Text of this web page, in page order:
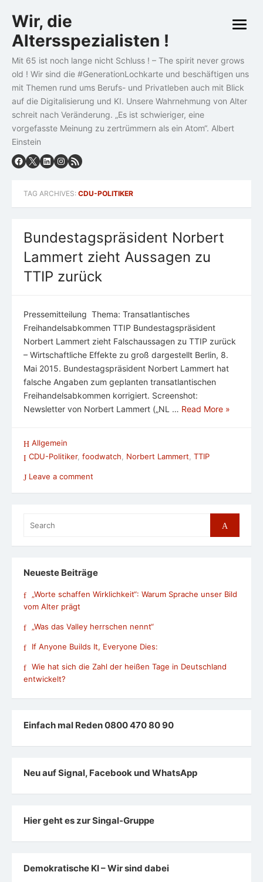
to
content
Wir, die
Altersspezialisten !
Mit 65 ist noch lange nicht Schluss ! – The spirit never grows
old ! Wir sind die #GenerationLochkarte und beschäftigen uns
mit Themen rund ums Berufs- und Privatleben auch mit Blick
auf die Digitalisierung und KI. Unsere Wahrnehmung von Alter
schreit nach Veränderung. „Es ist schwieriger, eine
vorgefasste Meinung zu zertrümmern als ein Atom“. Albert
Einstein
open
TAG ARCHIVES: CDU-POLITIKER
Bundestagspräsident Norbert
Lammert zieht Aussagen zu
TTIP zurück
Pressemitteilung Thema: Transatlantisches
Freihandelsabkommen TTIP Bundestagspräsident
Norbert Lammert zieht Falschaussagen zu TTIP zurück
– Wirtschaftliche Effekte zu groß dargestellt Berlin, 8.
Mai 2015. Bundestagspräsident Norbert Lammert hat
falsche Angaben zum geplanten transatlantischen
Freihandelsabkommen korrigiert. Screenshot:
Newsletter von Norbert Lammert („NL … Read More »
Allgemein
CDU-Politiker, foodwatch, Norbert Lammert, TTIP
Leave a comment
for:
Search
Neueste Beiträge
„Worte schaffen Wirklichkeit“: Warum Sprache unser Bild
vom Alter prägt
„Was das Valley herrschen nennt“
If Anyone Builds It, Everyone Dies:
Wie hat sich die Zahl der heißen Tage in Deutschland
entwickelt?
Einfach mal Reden 0800 470 80 90
Neu auf Signal, Facebook und WhatsApp
Hier geht es zur Singal-Gruppe
Demokratische KI – Wir sind dabei